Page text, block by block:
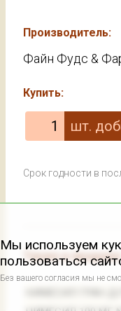
Производитель:
Файн Фудс &
Купить:
Срок годности в
Также в
НИМЕСИЛ ГРАН
Мы используем
пользоваться
Без вашего согласия мы не